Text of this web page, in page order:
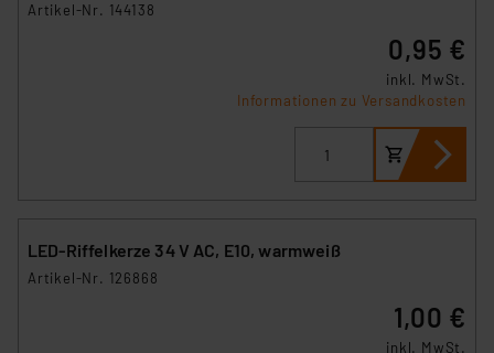
Artikel-Nr. 144138
0,95 €
inkl. MwSt.
Informationen zu Versandkosten
LED-Riffelkerze 34 V AC, E10, warmweiß
Artikel-Nr. 126868
1,00 €
inkl. MwSt.